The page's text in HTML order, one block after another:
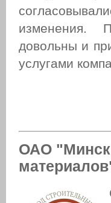
изменения.
довольны и
услугами
ОАО